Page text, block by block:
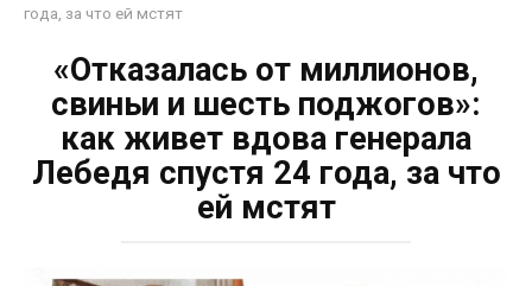
года, за что ей мстят
«Отказалась от миллионов,
свиньи и шесть поджогов»:
как живет вдова генерала
Лебедя спустя 24 года, за что
ей мстят